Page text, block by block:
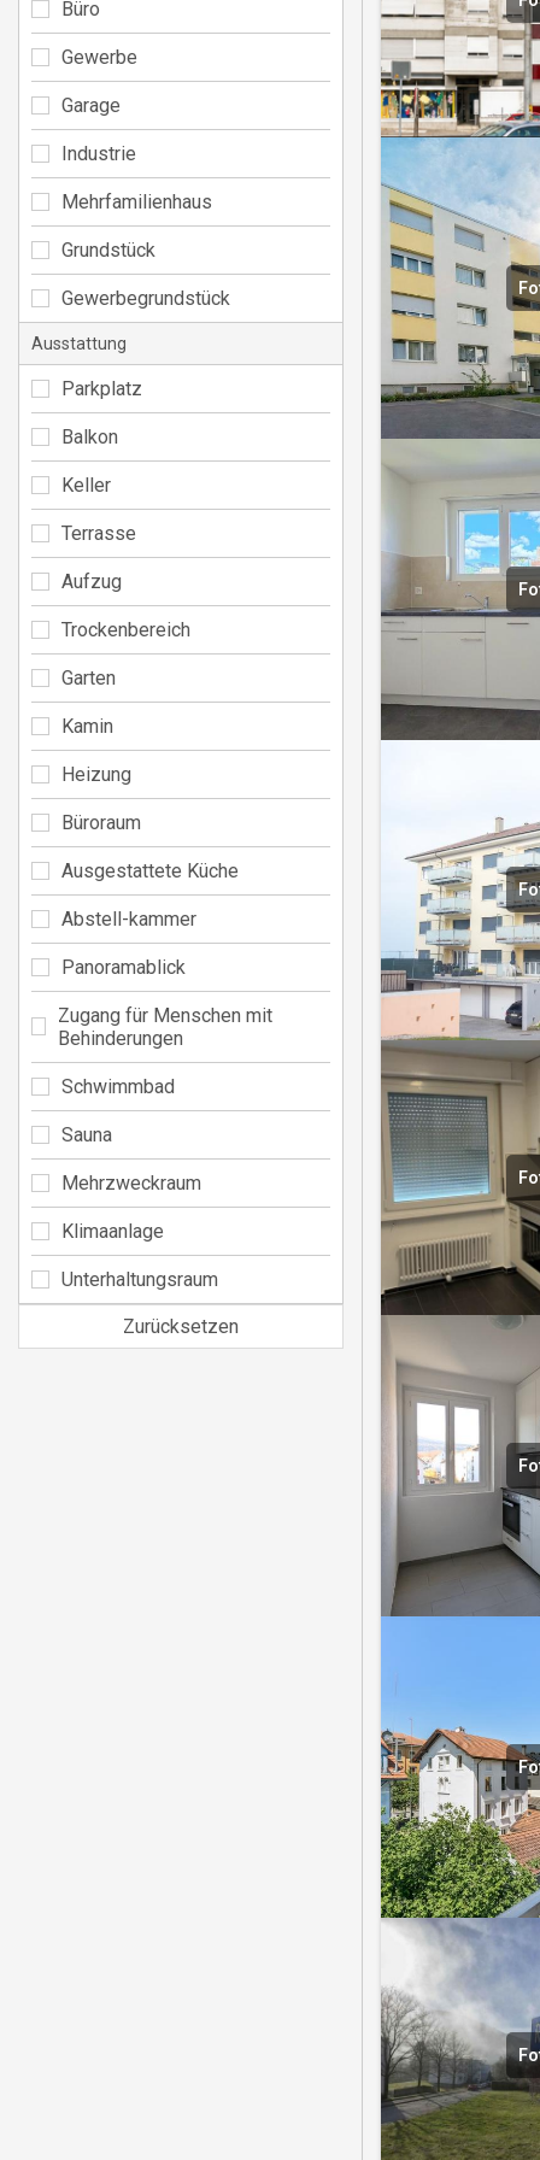
Büro
Gewerbe
Garage
Industrie
Mehrfamilienhaus
Grundstück
Gewerbegrundstück
Ausstattung
Parkplatz
Balkon
Keller
Terrasse
Aufzug
Trockenbereich
Garten
Kamin
Heizung
Büroraum
Ausgestattete Küche
Abstell-kammer
Panoramablick
Zugang für Menschen mit
Behinderungen
Schwimmbad
Sauna
Mehrzweckraum
Klimaanlage
Unterhaltungsraum
Zurücksetzen